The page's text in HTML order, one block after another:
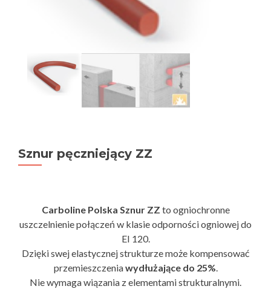
Sznur pęczniejący ZZ
Carboline Polska Sznur ZZ to ogniochronne
uszczelnienie połączeń w klasie odporności ogniowej do
EI 120.
Dzięki swej elastycznej strukturze może kompensować
przemieszczeniawydłużające do 25%.
Nie wymaga wiązania z elementami strukturalnymi.